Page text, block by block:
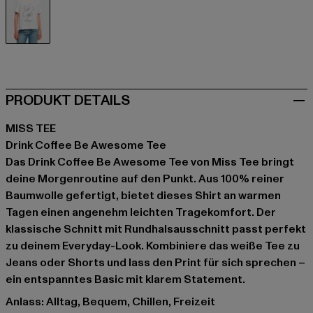
PRODUKT DETAILS
MISS TEE
Drink Coffee Be Awesome Tee
Das Drink Coffee Be Awesome Tee von Miss Tee bringt
deine Morgenroutine auf den Punkt. Aus 100% reiner
Baumwolle gefertigt, bietet dieses Shirt an warmen
Tagen einen angenehm leichten Tragekomfort. Der
klassische Schnitt mit Rundhalsausschnitt passt perfekt
zu deinem Everyday-Look. Kombiniere das weiße Tee zu
Jeans oder Shorts und lass den Print für sich sprechen –
ein entspanntes Basic mit klarem Statement.
Anlass: Alltag, Bequem, Chillen, Freizeit